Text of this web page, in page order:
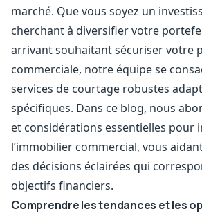
marché. Que vous soyez un
cherchant à diversifier votre
arrivant souhaitant sécuriser votre
commerciale, notre équipe se
services de courtage robustes
spécifiques. Dans ce blog, nous
et considérations essentielles pour
l’immobilier commercial, vous
des décisions éclairées qui
objectifs financiers.
Comprendre les tendances et les